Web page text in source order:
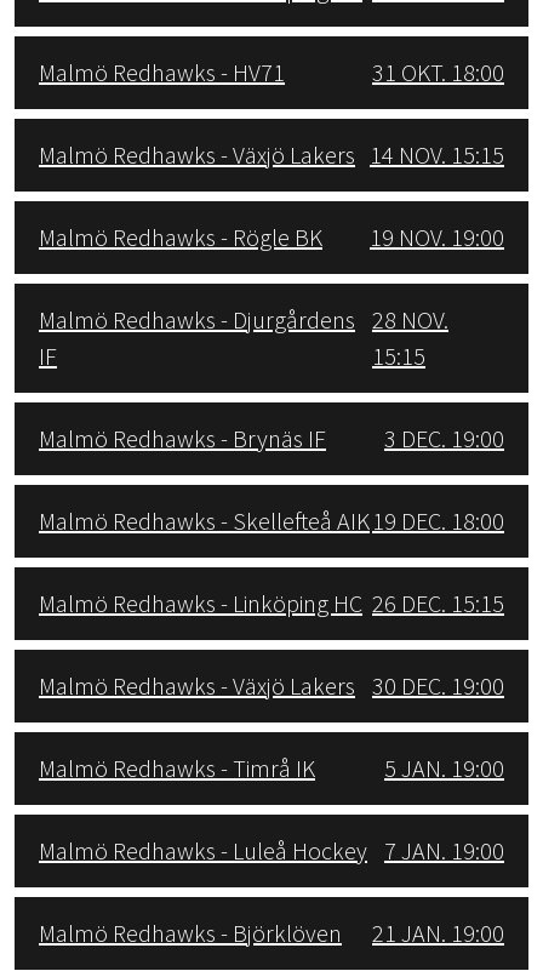
Malmö Redhawks - HV71 31 OKT. 18:00
Malmö Redhawks - Växjö Lakers 14 NOV. 15:15
Malmö Redhawks - Rögle BK 19 NOV. 19:00
Malmö Redhawks - Djurgårdens
IF
28 NOV.
15:15
Malmö Redhawks - Brynäs IF 3 DEC. 19:00
Malmö Redhawks - Skellefteå AIK 19 DEC. 18:00
Malmö Redhawks - Linköping HC 26 DEC. 15:15
Malmö Redhawks - Växjö Lakers 30 DEC. 19:00
Malmö Redhawks - Timrå IK 5 JAN. 19:00
Malmö Redhawks - Luleå Hockey 7 JAN. 19:00
Malmö Redhawks - Björklöven 21 JAN. 19:00